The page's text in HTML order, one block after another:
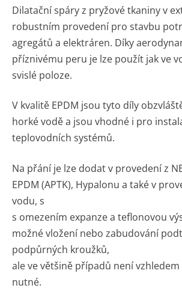
Dilatační spáry z pryžové tkaniny v
robustním provedení pro stavbu
agregátů a elektráren. Díky
příznivému peru je lze použít jak ve
svislé poloze.
V kvalitě EPDM jsou tyto díly
horké vodě a jsou vhodné i pro
teplovodních systémů.
Na přání je lze dodat v provedení z
EPDM (APTK), Hypalonu a také v
vodu, s
s omezením expanze a teflonovou
možné vložení nebo zabudování
podpůrných kroužků,
ale ve většině případů není
nutné.